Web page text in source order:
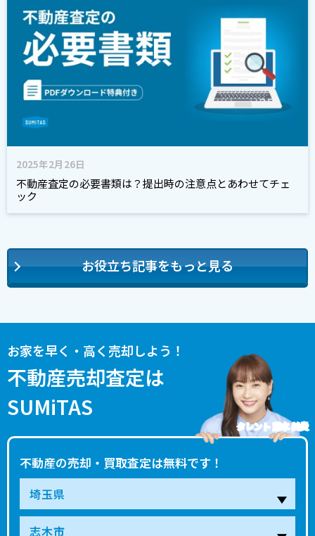
2025年2月26日
不動産査定の必要書類は？提出時の注意点とあわせてチェ
ック
お役立ち記事をもっと見る
お家を早く・高く売却しよう！
不動産売却査定は
SUMiTAS
不動産の売却・買取査定は無料です！
タレント 藤本 美貴